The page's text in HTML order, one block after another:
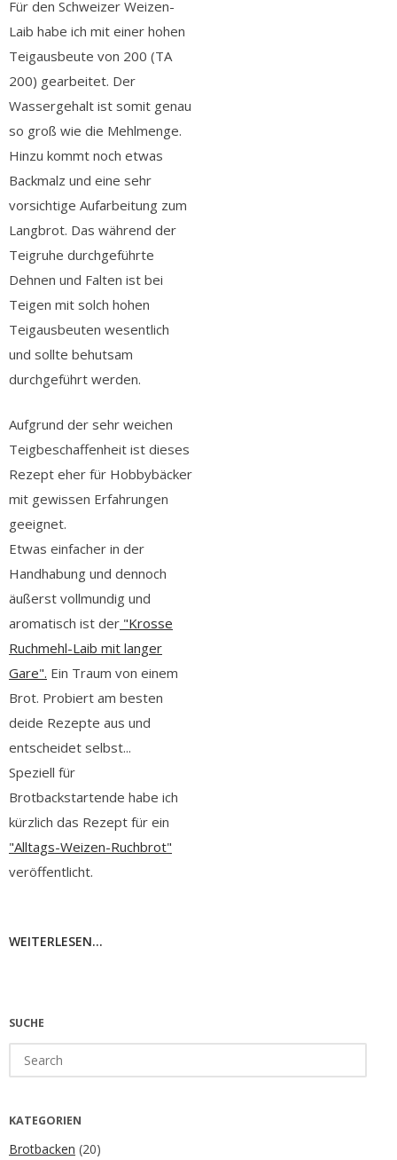
Für den Schweizer Weizen-
Laib habe ich mit einer hohen
Teigausbeute von 200 (TA
200) gearbeitet. Der
Wassergehalt ist somit genau
so groß wie die Mehlmenge.
Hinzu kommt noch etwas
Backmalz und eine sehr
vorsichtige Aufarbeitung zum
Langbrot. Das während der
Teigruhe durchgeführte
Dehnen und Falten ist bei
Teigen mit solch hohen
Teigausbeuten wesentlich
und sollte behutsam
durchgeführt werden.
Aufgrund der sehr weichen
Teigbeschaffenheit ist dieses
Rezept eher für Hobbybäcker
mit gewissen Erfahrungen
geeignet.
Etwas einfacher in der
Handhabung und dennoch
äußerst vollmundig und
aromatisch ist der "Krosse
Ruchmehl-Laib mit langer
Gare". Ein Traum von einem
Brot. Probiert am besten
deide Rezepte aus und
entscheidet selbst...
Speziell für
Brotbackstartende habe ich
kürzlich das Rezept für ein
"Alltags-Weizen-Ruchbrot"
veröffentlicht.
WEITERLESEN...
SUCHE
for:
KATEGORIEN
Brotbacken (20)